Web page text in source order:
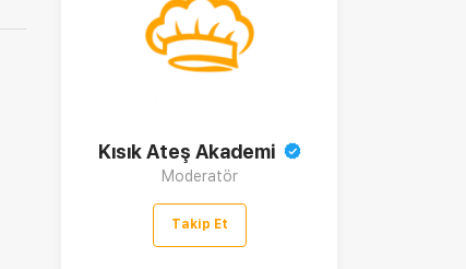
Kısık Ateş Akademi
Moderatör
Takip Et